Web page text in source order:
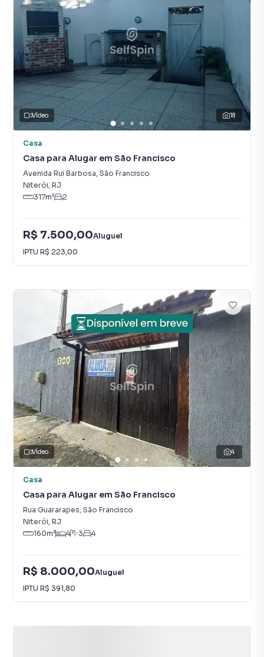
18
Vídeo
Casa
Casa para Alugar em São Francisco
Avenida Rui Barbosa, São Francisco
Niterói, RJ
317m² 2
R$ 7.500,00Aluguel
IPTU R$ 223,00
4
Vídeo
Casa
Casa para Alugar em São Francisco
Rua Guararapes, São Francisco
Niterói, RJ
160m² 4 3 4
R$ 8.000,00Aluguel
IPTU R$ 391,80